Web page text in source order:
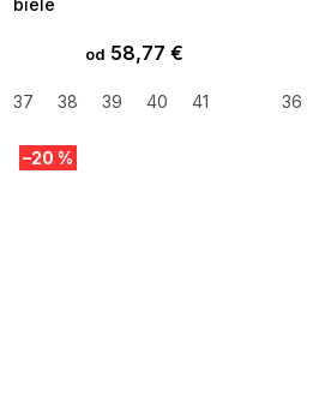
od 58,77 €
37 38 39 40 41 36
–20 %